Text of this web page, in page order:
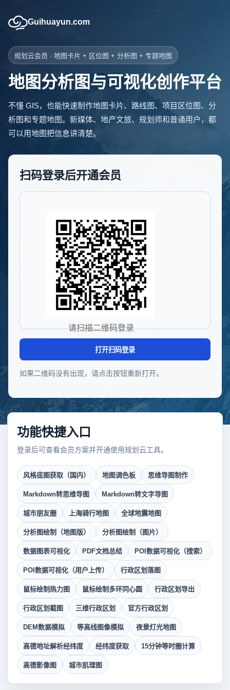
请扫描二维码登录
Guihuayun.com
规划云会员 · 地图卡片 + 区位图 + 分析图 + 专题地图
地图分析图与可视化创作平台
不懂 GIS，也能快速制作地图卡片、路线图、项目区位图、分
析图和专题地图。新媒体、地产文旅、规划师和普通用户，都
可以用地图把信息讲清楚。
扫码登录后开通会员
打开扫码登录
如果二维码没有出现，请点击按钮重新打开。
功能快捷入口
登录后可查看会员方案并开通使用规划云工具。
风格底图获取（国内） 地图调色板 思维导图制作
Markdown转思维导图 Markdown转文字导图
城市朋友圈 上海骑行地图 全球地震地图
分析图绘制（地图版） 分析图绘制（图片）
数据图表可视化 PDF文档总结 POI数据可视化（搜索）
POI数据可视化（用户上传） 行政区划落图
鼠标绘制热力图 鼠标绘制多环同心圆 行政区划导出
行政区划截图 三维行政区划 官方行政区划
DEM数据模拟 等高线图像模拟 夜景灯光地图
高德地址解析经纬度 经纬度获取 15分钟等时圈计算
高德影像图 城市肌理图